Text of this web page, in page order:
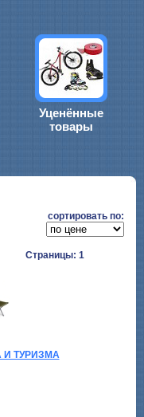
Уценённые
товары
cортировать по:
Страницы: 1
И ТУРИЗМА